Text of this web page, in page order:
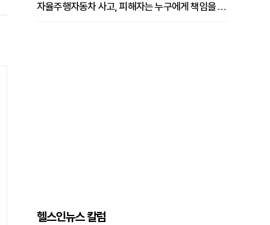
자율주행자동차 사고, 피해자는 누구에게 책임을 물을 수 있을까
헬스인뉴스 칼럼